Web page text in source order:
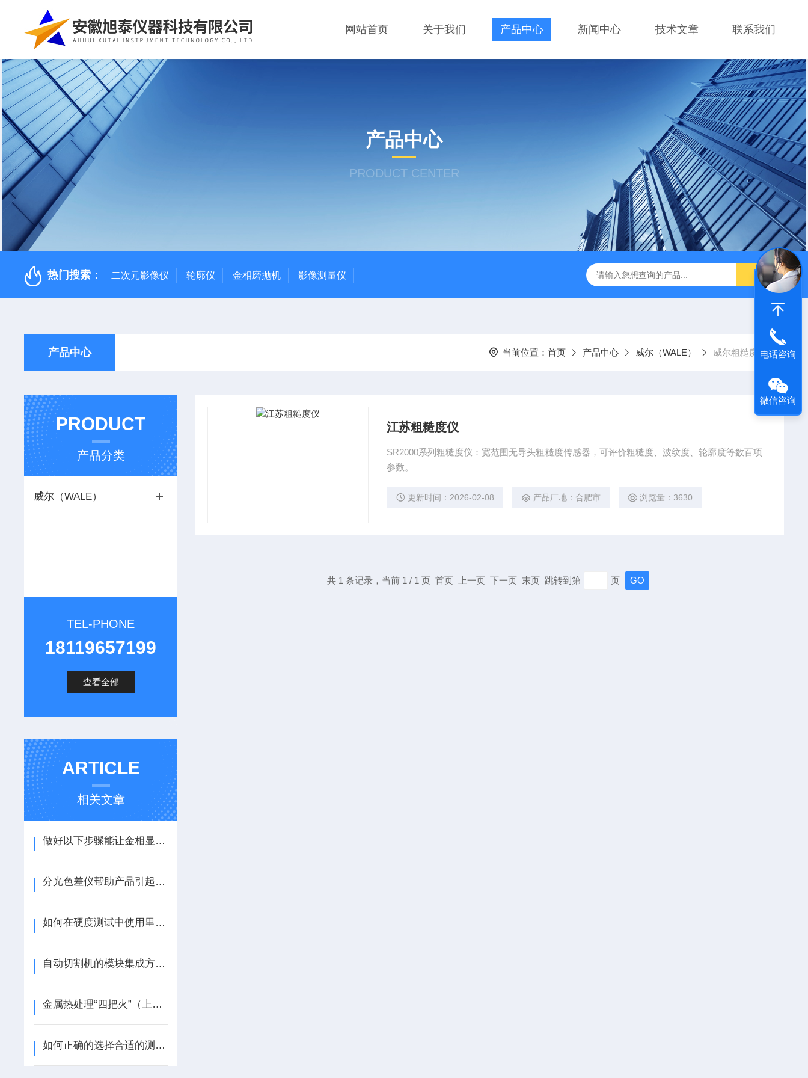
网站首页 关于我们 产品中心 新闻中心 技术文章 联系我们
产品中心
PRODUCT CENTER
热门搜索： 二次元影像仪 轮廓仪 金相磨抛机 影像测量仪
产品中心 当前位置： 首页 产品中心 威尔（WALE） 威尔粗糙度仪
PRODUCT
产品分类
威尔（WALE）
TEL-PHONE
18119657199
查看全部
ARTICLE
相关文章
做好以下步骤能让金相显微镜更加清晰
分光色差仪帮助产品引起消费者的注意
如何在硬度测试中使用里氏硬度计
自动切割机的模块集成方法介绍
金属热处理“四把火”（上）-ZT
如何正确的选择合适的测厚仪？
江苏粗糙度仪
SR2000系列粗糙度仪：宽范围无导头粗糙度传感器，可评价粗糙度、波纹度、轮廓度等数百项
参数。
更新时间：2026-02-08 产品厂地：合肥市 浏览量：3630
共 1 条记录，当前 1 / 1 页 首页 上一页 下一页 末页 跳转到第 页
电话咨询
微信咨询